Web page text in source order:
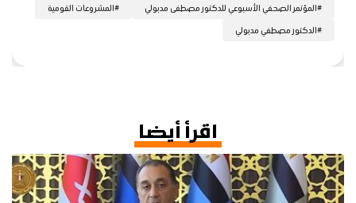
#المؤتمر الصحفي الأسبوعي للدكتور مصطفى مدبولي #المشروعات القومية
#الدكتور مصطفي مدبولي
اقرأ أيضا